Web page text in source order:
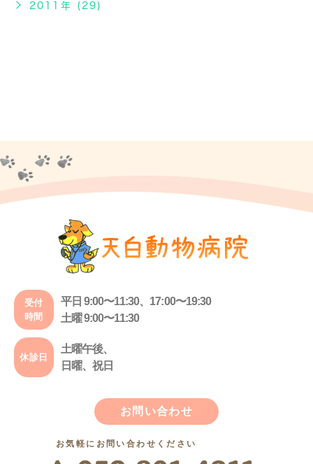
2011年 (29)
受付
時間
平日 9:00〜11:30、17:00〜19:30
土曜 9:00〜11:30
休診日
土曜午後、
日曜、祝日
お問い合わせ
お気軽にお問い合わせください